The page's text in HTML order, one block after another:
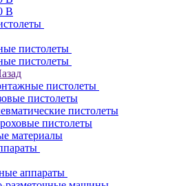
В
пистолеты
пистолеты
пистолеты
пистолеты
пистолеты
пистолеты
материалы
аппараты